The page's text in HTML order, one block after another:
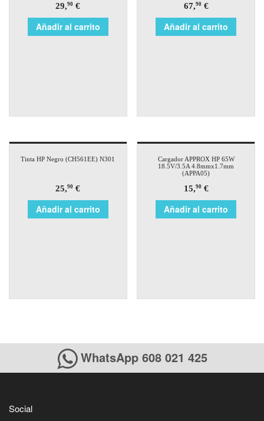
29,90 €
Añadir al carrito
67,90€
Añadir al carrito
Tinta HP Negro (CH561EE) N301
25,90 €
Añadir al carrito
Cargador APPROX HP 65W
18.5V/3.5A 4.8mmx1.7mm
(APPA05)
15,90€
Añadir al carrito
WhatsApp 608 021 425
Social